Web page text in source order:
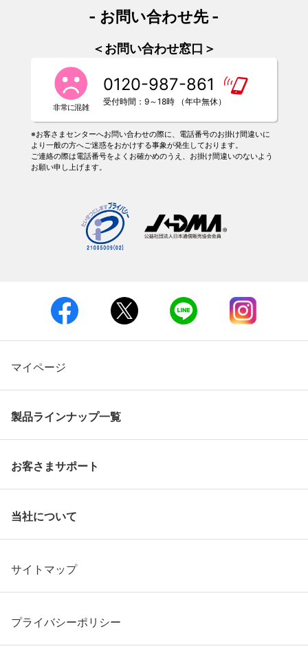
- お問い合わせ先 -
＜お問い合わせ窓口＞
0120-987-861
受付時間：9～18時 （年中無休）
※お客さまセンターへお問い合わせの際に、電話番号のお掛け間違いに
より一般の方へご迷惑をおかけする事象が発生しております。
ご連絡の際は電話番号をよくお確かめのうえ、お掛け間違いのないよう
お願い申し上げます。
マイページ
製品ラインナップ一覧
お客さまサポート
当社について
サイトマップ
プライバシーポリシー